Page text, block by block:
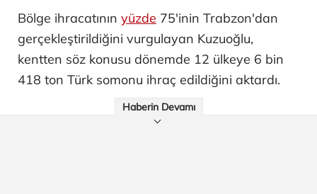
Bölge ihracatının yüzde 75'inin Trabzon'dan
gerçekleştirildiğini vurgulayan Kuzuoğlu,
kentten söz konusu dönemde 12 ülkeye 6 bin
418 ton Türk somonu ihraç edildiğini aktardı.
Haberin Devamı